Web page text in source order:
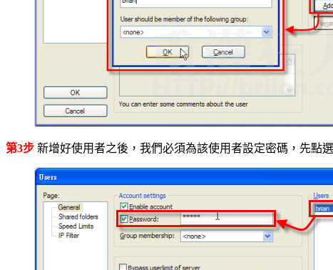
第3步 新增好使用者之後，我們必須為該使用者設定密碼，先點